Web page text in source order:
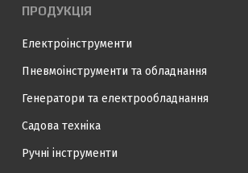
ПРОДУКЦІЯ
Електроінструменти
Пневмоінструменти та обладнання
Генератори та електрообладнання
Садова техніка
Ручні інструменти